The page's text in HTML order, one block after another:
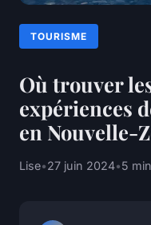
TOURISME
Où trouver
expériences
en Nouvelle-
Lise•27 juin 2024•5